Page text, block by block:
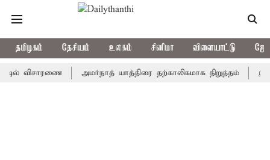
தமிழகம் தேசியம் உலகம் சினிமா விளையாட்டு
அமர்நாத் யாத்திரை தற்காலிகமாக நிறுத்தம்